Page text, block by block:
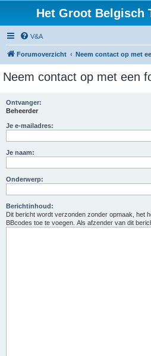
Het Groot Belgisch
V&A
Forumoverzicht Neem contact op met
Neem contact op met een
Ontvanger:
Beheerder
Je e-mailadres:
Je naam:
Onderwerp:
Berichtinhoud:
Dit bericht wordt verzonden zonder opmaak, het
BBcodes toe te voegen. Als afzender van dit